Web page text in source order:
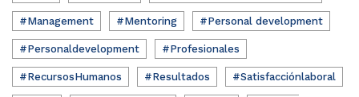
#Management #Mentoring #Personal development
#Personaldevelopment #Profesionales
#RecursosHumanos #Resultados #Satisfacciónlaboral